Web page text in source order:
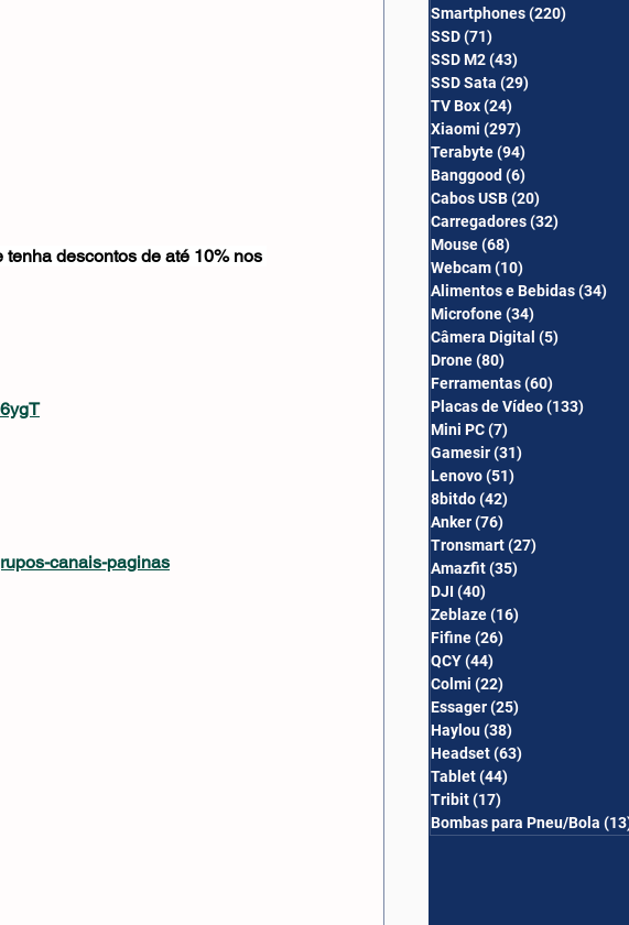
descontos de até 10% nos
canais-paginas
Smartphones(220)
SSD(71)
SSD M2(43)
SSD Sata (29)
TV Box(24)
Xiaomi (297)
Terabyte(94)
Banggood (6)
Cabos USB(20)
Carregadores(32)
Mouse(68)
Webcam(10)
Alimentos e Bebidas(34)
Microfone(34)
Câmera Digital (5)
Drone(80)
Ferramentas(60)
Placas de Vídeo(133)
Mini PC(7)
Gamesir(31)
Lenovo(51)
8bitdo(42)
Anker(76)
Tronsmart(27)
Amazfit(35)
DJI (40)
Zeblaze(16)
Fifine(26)
QCY(44)
Colmi (22)
Essager(25)
Haylou(38)
Headset(63)
Tablet(44)
Tribit(17)
Bombas para Pneu/Bola